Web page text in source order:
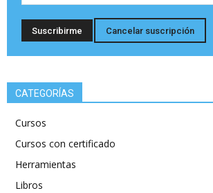
CATEGORÍAS
Cursos
Cursos con certificado
Herramientas
Libros